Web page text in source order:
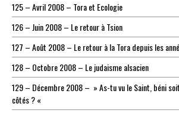
125 – Avril 2008 – Tora et Ecologie
126 – Juin 2008 – Le retour à Tsion
127 – Août 2008 – Le retour à la Tora depuis les
128 – Octobre 2008 – Le judaisme alsacien
129 – Décembre 2008 – » As-tu vu le Saint, béni
côtés ? «